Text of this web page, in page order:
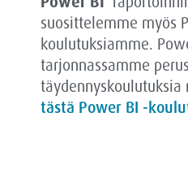
suosittelemme myös
koulutuksiamme.
tarjonnassamme
täydennyskoulutuksia
tästä Power BI -